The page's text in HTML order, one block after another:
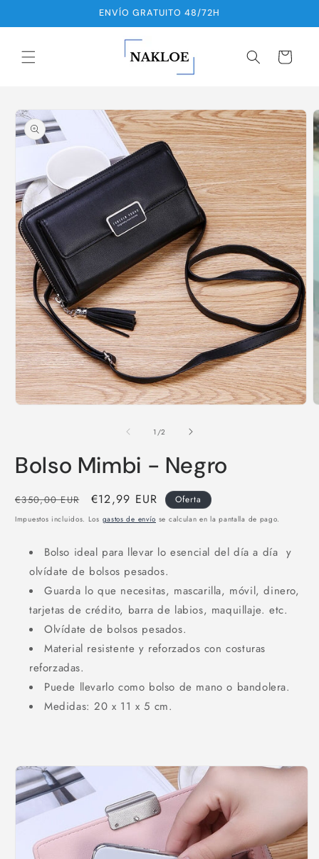
al contenido
ENVÍO GRATUITO 48/72H
Carrito
directamente
a la
información
del producto
Abrir
una
ventana
1 /de
2
Bolso Mimbi - Negro
Precio
habitual
€350,00 EUR
Precio
de
€12,99 EUR Oferta
Impuestos incluidos. Los gastos de envío se calculan en la pantalla de pago.
Bolso ideal para llevar lo esencial del día a día y
olvídate de bolsos pesados.
Guarda lo que necesitas, mascarilla, móvil, dinero,
tarjetas de crédito, barra de labios, maquillaje. etc.
Olvídate de bolsos pesados.
Material resistente y reforzados con costuras
reforzadas.
Puede llevarlo como bolso de mano o bandolera.
Medidas: 20 x 11 x 5 cm.